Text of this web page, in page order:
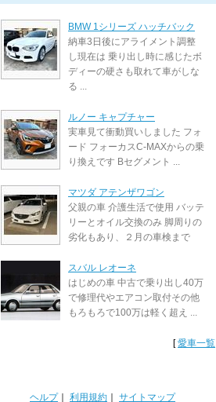
BMW 1シリーズ ハッチバック
納車3日後にアライメント調整
し現在は 乗り出し時に感じたボ
ディーの硬さも取れて車がしな
る ...
ルノー キャプチャー
実車見て衝動買いしました フォ
ード フォーカスC-MAXからの乗
り換えです Bセグメント ...
マツダ アテンザワゴン
父親の車 介護生活で使用 バッテ
リーとオイル交換のみ 脚周りの
劣化もあり、２月の車検まで
スバル レオーネ
はじめの車 中古で乗り出し40万
で修理代やエアコン取付その他
もろもろで100万は軽く超え ...
[愛車一覧
ヘルプ｜ 利用規約 サイトマップ